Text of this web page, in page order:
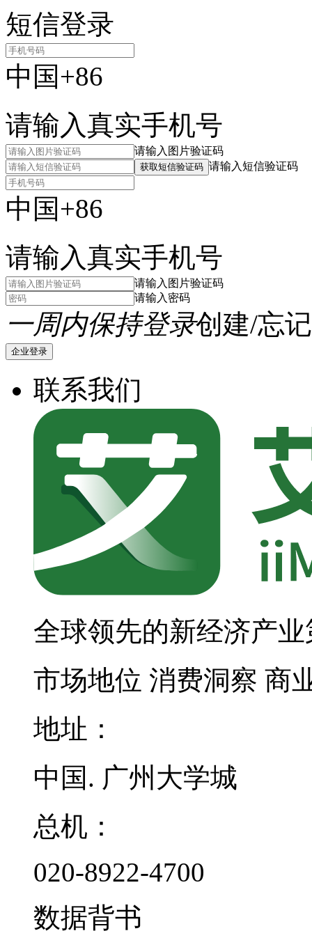
短信登录
中国+86
请输入真实手机号
请输入图片验证码
获取短信验证码 请输入短信验证码
中国+86
请输入真实手机号
请输入图片验证码
请输入密码
一周内保持登录创建/忘
企业登录
联系我们
全球领先的新经济产
市场地位 消费洞察 商
地址：
中国. 广州大学城
总机：
020-8922-4700
数据背书